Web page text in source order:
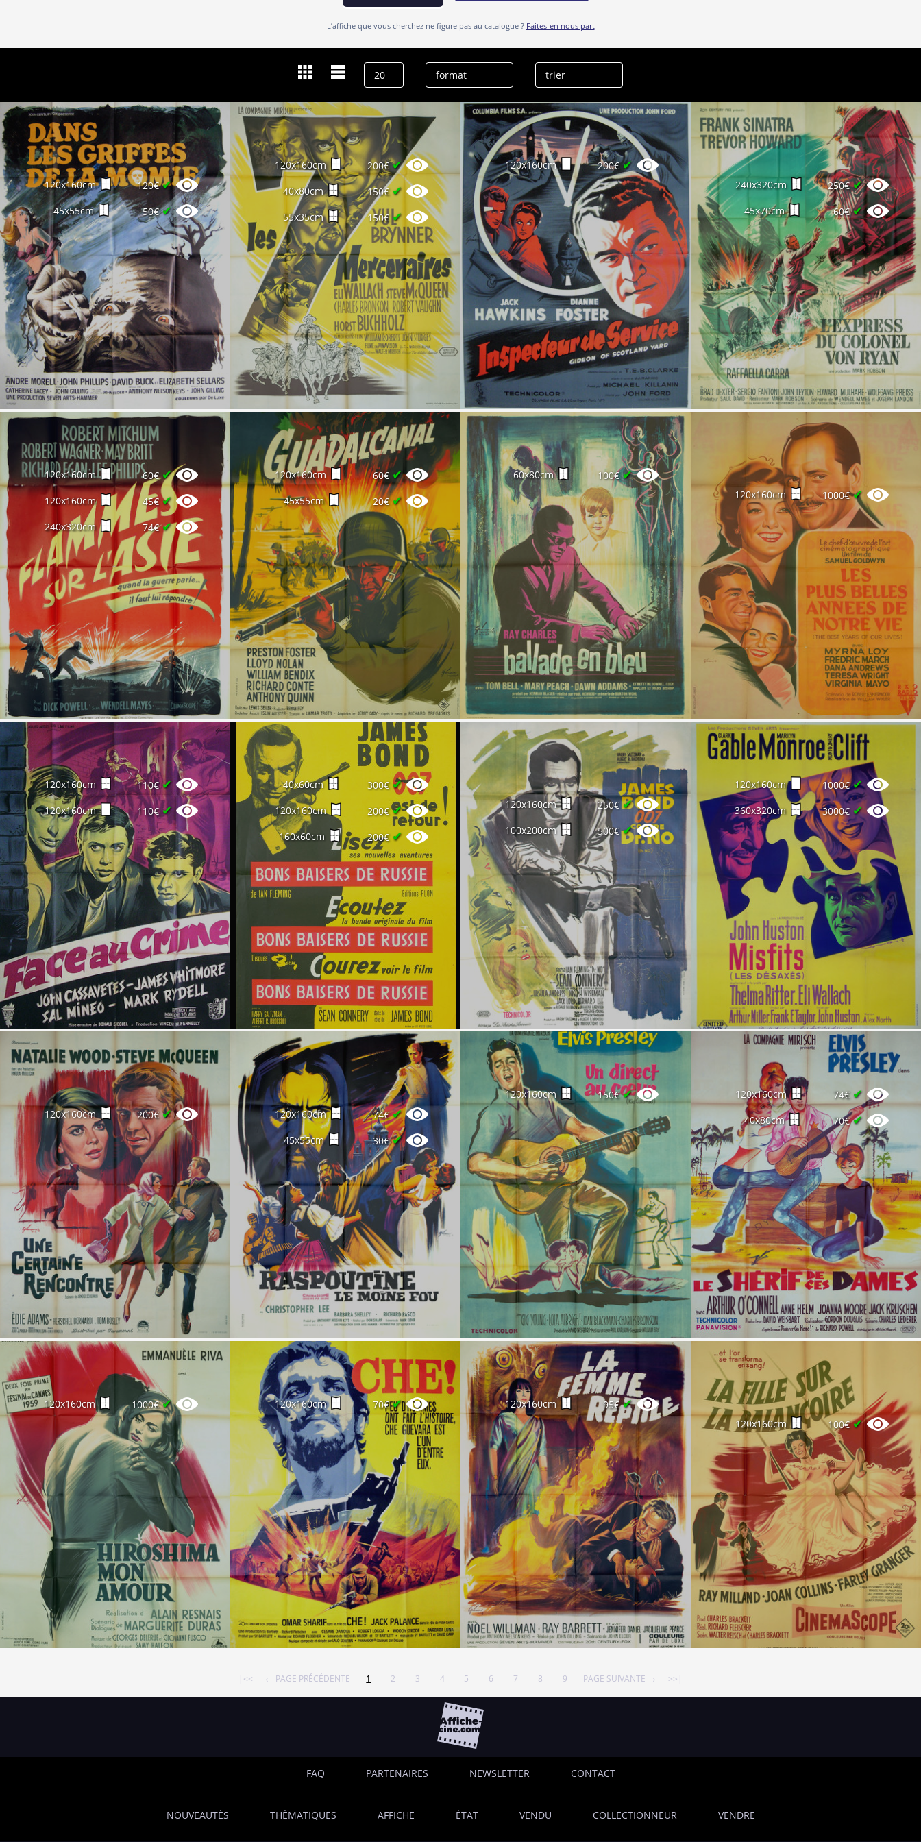
L’affiche que vous cherchez ne figure pas au catalogue ? Faites-en nous part
Grinsson
effacer l’historique
120x160cm 120€✔
45x55cm 50€✔
120x160cm 200€✔
40x80cm 150€ ✔
55x35cm 150€ ✔
120x160cm 200€✔
240x320cm 250€✔
45x70cm 60€✔
120x160cm 60€✔
120x160cm 45€✔
240x320cm 74€✔
120x160cm 60€ ✔
45x55cm 20€✔
60x80cm 100€✔
120x160cm 1000€✔
120x160cm 110€✔
120x160cm 110€✔
40x60cm 300€ ✔
120x160cm 200€✔
160x60cm 200€ ✔
120x160cm 250€✔
100x200cm 500€✔
120x160cm 1000€✔
360x320cm 3000€ ✔
120x160cm 200€✔ 120x160cm 74€✔
45x55cm 30€✔
120x160cm 150€✔ 120x160cm 74€ ✔
40x80cm 70€✔
120x160cm 1000€✔ 120x160cm 70€✔ 120x160cm 95€✔
120x160cm 100€✔
|<< ← PAGE PRÉCÉDENTE 1 2 3 4 5 6 7 8 9 PAGE SUIVANTE → >>|
FAQ PARTENAIRES NEWSLETTER CONTACT
NOUVEAUTÉS THÉMATIQUES AFFICHE ÉTAT VENDU COLLECTIONNEUR VENDRE